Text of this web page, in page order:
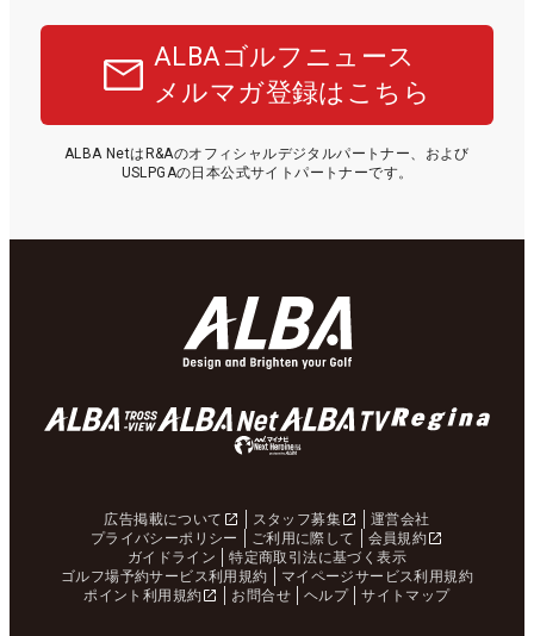
ALBAゴルフニュース
メルマガ登録はこちら
ALBA NetはR&Aのオフィシャルデジタルパートナー、および
USLPGAの日本公式サイトパートナーです。
広告掲載について スタッフ募集
運営会社
プライバシーポリシー
ご利用に際して
会員規約
ガイドライン
特定商取引法に基づく表示
ゴルフ場予約サービス利用規約
マイページサービス利用規約
ポイント利用規約
お問合せ ヘルプ サイトマップ